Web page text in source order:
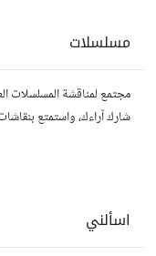
مسلسلات
مجتمع لمناقشة المسلسلات
شارك آراءك، واستمتع
اسألني